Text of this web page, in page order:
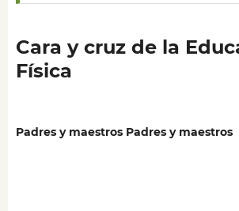
Cara y cruz de la
Física
Padres y maestros Padres y maestros